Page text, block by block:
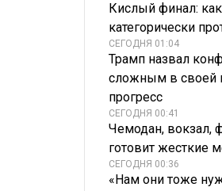
Кислый финал:
категорически
СЕГОДНЯ 01:04
Трамп назвал
сложным в своей
прогресс
СЕГОДНЯ 00:41
Чемодан, вокзал,
готовит жесткие
СЕГОДНЯ 00:36
«Нам они тоже